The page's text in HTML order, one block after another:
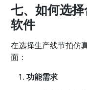
七、如何选
软件
在选择生产线节拍仿
面：
功能需求